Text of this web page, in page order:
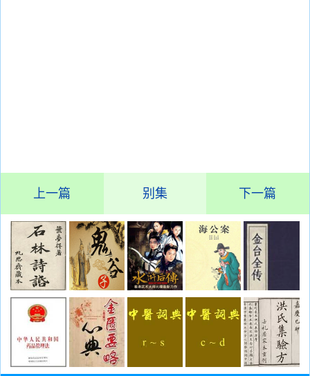
上一篇 别集 下一篇